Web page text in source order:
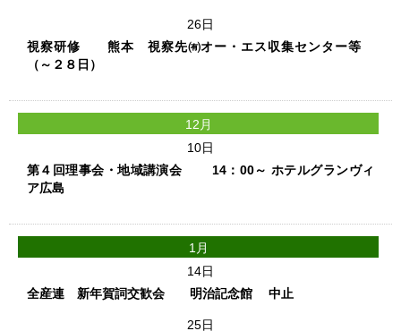
26日
視察研修 熊本 視察先㈲オー・エス収集センター等
（～２８日）
12月
10日
第４回理事会・地域講演会 14：00～ ホテルグランヴィ
ア広島
1月
14日
全産連 新年賀詞交歓会 明治記念館 中止
25日